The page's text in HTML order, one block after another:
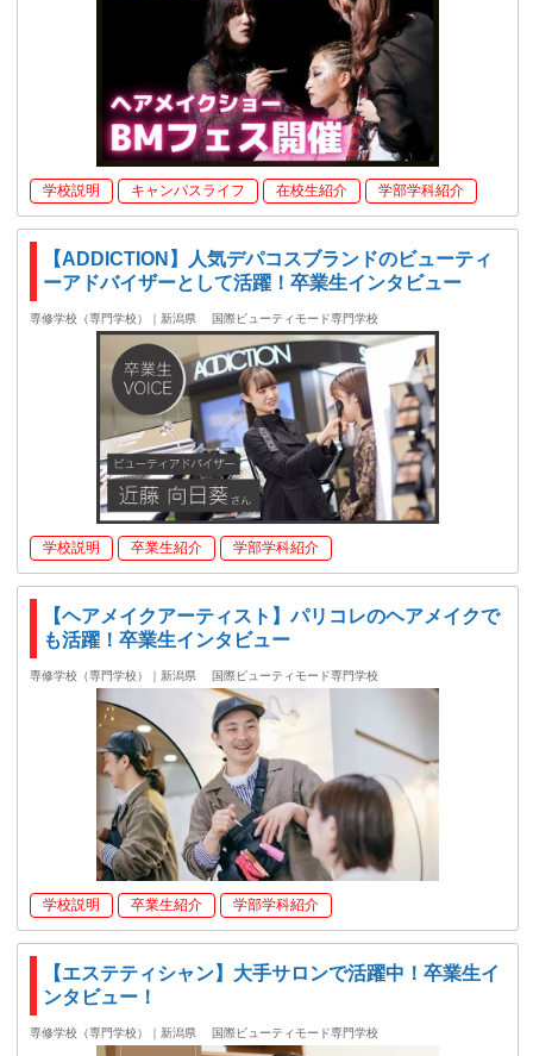
学校説明 キャンパスライフ 在校生紹介 学部学科紹介
【ADDICTION】人気デパコスブランドのビューティ
ーアドバイザーとして活躍！卒業生インタビュー
専修学校（専門学校）｜新潟県 国際ビューティモード専門学校
学校説明 卒業生紹介 学部学科紹介
【ヘアメイクアーティスト】パリコレのヘアメイクで
も活躍！卒業生インタビュー
専修学校（専門学校）｜新潟県 国際ビューティモード専門学校
学校説明 卒業生紹介 学部学科紹介
【エステティシャン】大手サロンで活躍中！卒業生イ
ンタビュー！
専修学校（専門学校）｜新潟県 国際ビューティモード専門学校